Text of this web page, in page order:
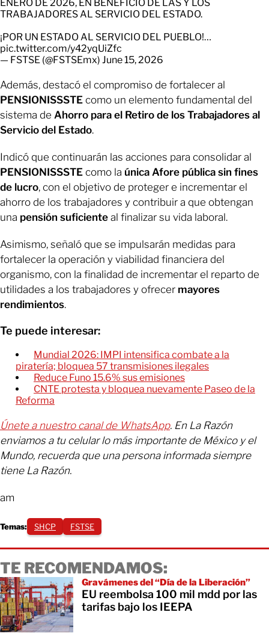
ENERO DE 2026, EN BENEFICIO DE LAS Y LOS
TRABAJADORES AL SERVICIO DEL ESTADO.
¡POR UN ESTADO AL SERVICIO DEL PUEBLO!…
pic.twitter.com/y42yqUiZfc
— FSTSE (@FSTSEmx) June 15, 2026
Además, destacó el compromiso de fortalecer al
PENSIONISSSTE como un elemento fundamental del
sistema de Ahorro para el Retiro de los Trabajadores al
Servicio del Estado.
Indicó que continuarán las acciones para consolidar al
PENSIONISSSTE como la única Afore pública sin fines
de lucro, con el objetivo de proteger e incrementar el
ahorro de los trabajadores y contribuir a que obtengan
una pensión suficiente al finalizar su vida laboral.
Asimismo, señaló que se impulsarán medidas para
fortalecer la operación y viabilidad financiera del
organismo, con la finalidad de incrementar el reparto de
utilidades a los trabajadores y ofrecer mayores
rendimientos.
Te puede interesar:
Mundial 2026: IMPI intensifica combate a la
piratería; bloquea 57 transmisiones ilegales
Reduce Funo 15.6% sus emisiones
CNTE protesta y bloquea nuevamente Paseo de la
Reforma
Únete a nuestro canal de WhatsApp. En La Razón
enviamos a tu celular lo más importante de México y el
Mundo, recuerda que una persona informada siempre
tiene La Razón.
am
Temas: SHCP FSTSE
TE RECOMENDAMOS:
Gravámenes del “Día de la Liberación”
EU reembolsa 100 mil mdd por las
tarifas bajo los IEEPA